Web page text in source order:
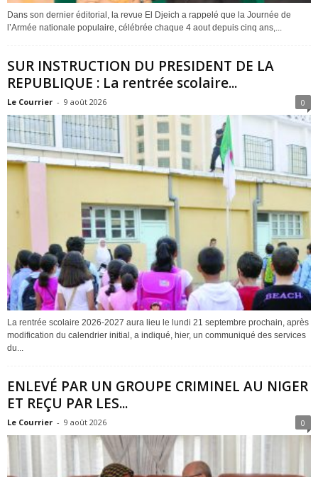
Dans son dernier éditorial, la revue El Djeich a rappelé que la Journée de
l’Armée nationale populaire, célébrée chaque 4 aout depuis cinq ans,...
SUR INSTRUCTION DU PRESIDENT DE LA
REPUBLIQUE : La rentrée scolaire...
Le Courrier - 9 août 2026 0
La rentrée scolaire 2026-2027 aura lieu le lundi 21 septembre prochain, après
modification du calendrier initial, a indiqué, hier, un communiqué des services
du...
ENLEVÉ PAR UN GROUPE CRIMINEL AU NIGER
ET REÇU PAR LES...
Le Courrier - 9 août 2026 0